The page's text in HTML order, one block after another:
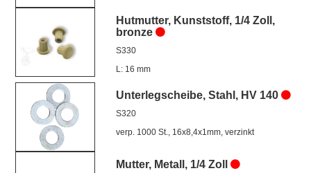
Hutmutter, Kunststoff, 1/4 Zoll,
bronze
S330
L: 16 mm
Unterlegscheibe, Stahl, HV 140
S320
verp. 1000 St., 16x8,4x1mm, verzinkt
Mutter, Metall, 1/4 Zoll